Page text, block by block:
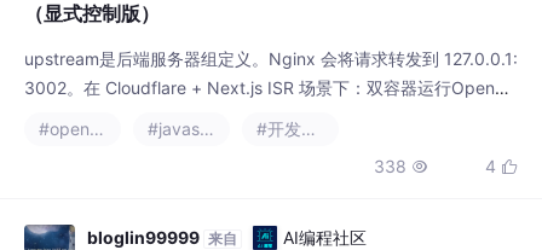
（显式控制版）
upstream是后端服务器组定义。Nginx 会将请求转发到 127.0.0.1:
3002。在 Cloudflare + Next.js ISR 场景下：双容器运行OpenRe
前颜色蓝绿与版本解耦零停机发布秒级回滚可灰度可扩展。
#openresty #javascript
#开发语言
338  4 
bloglin99999 来自 AI编程社区